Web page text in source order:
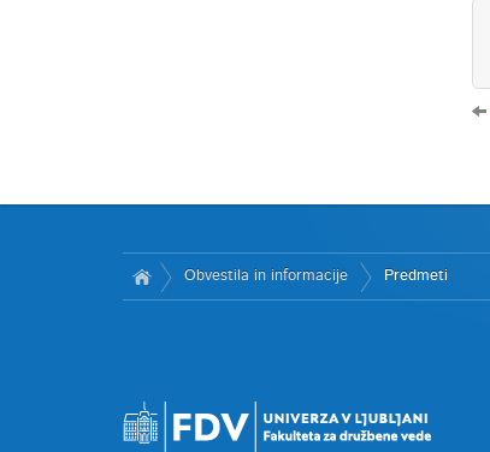
Obvestila in informacije Predmeti